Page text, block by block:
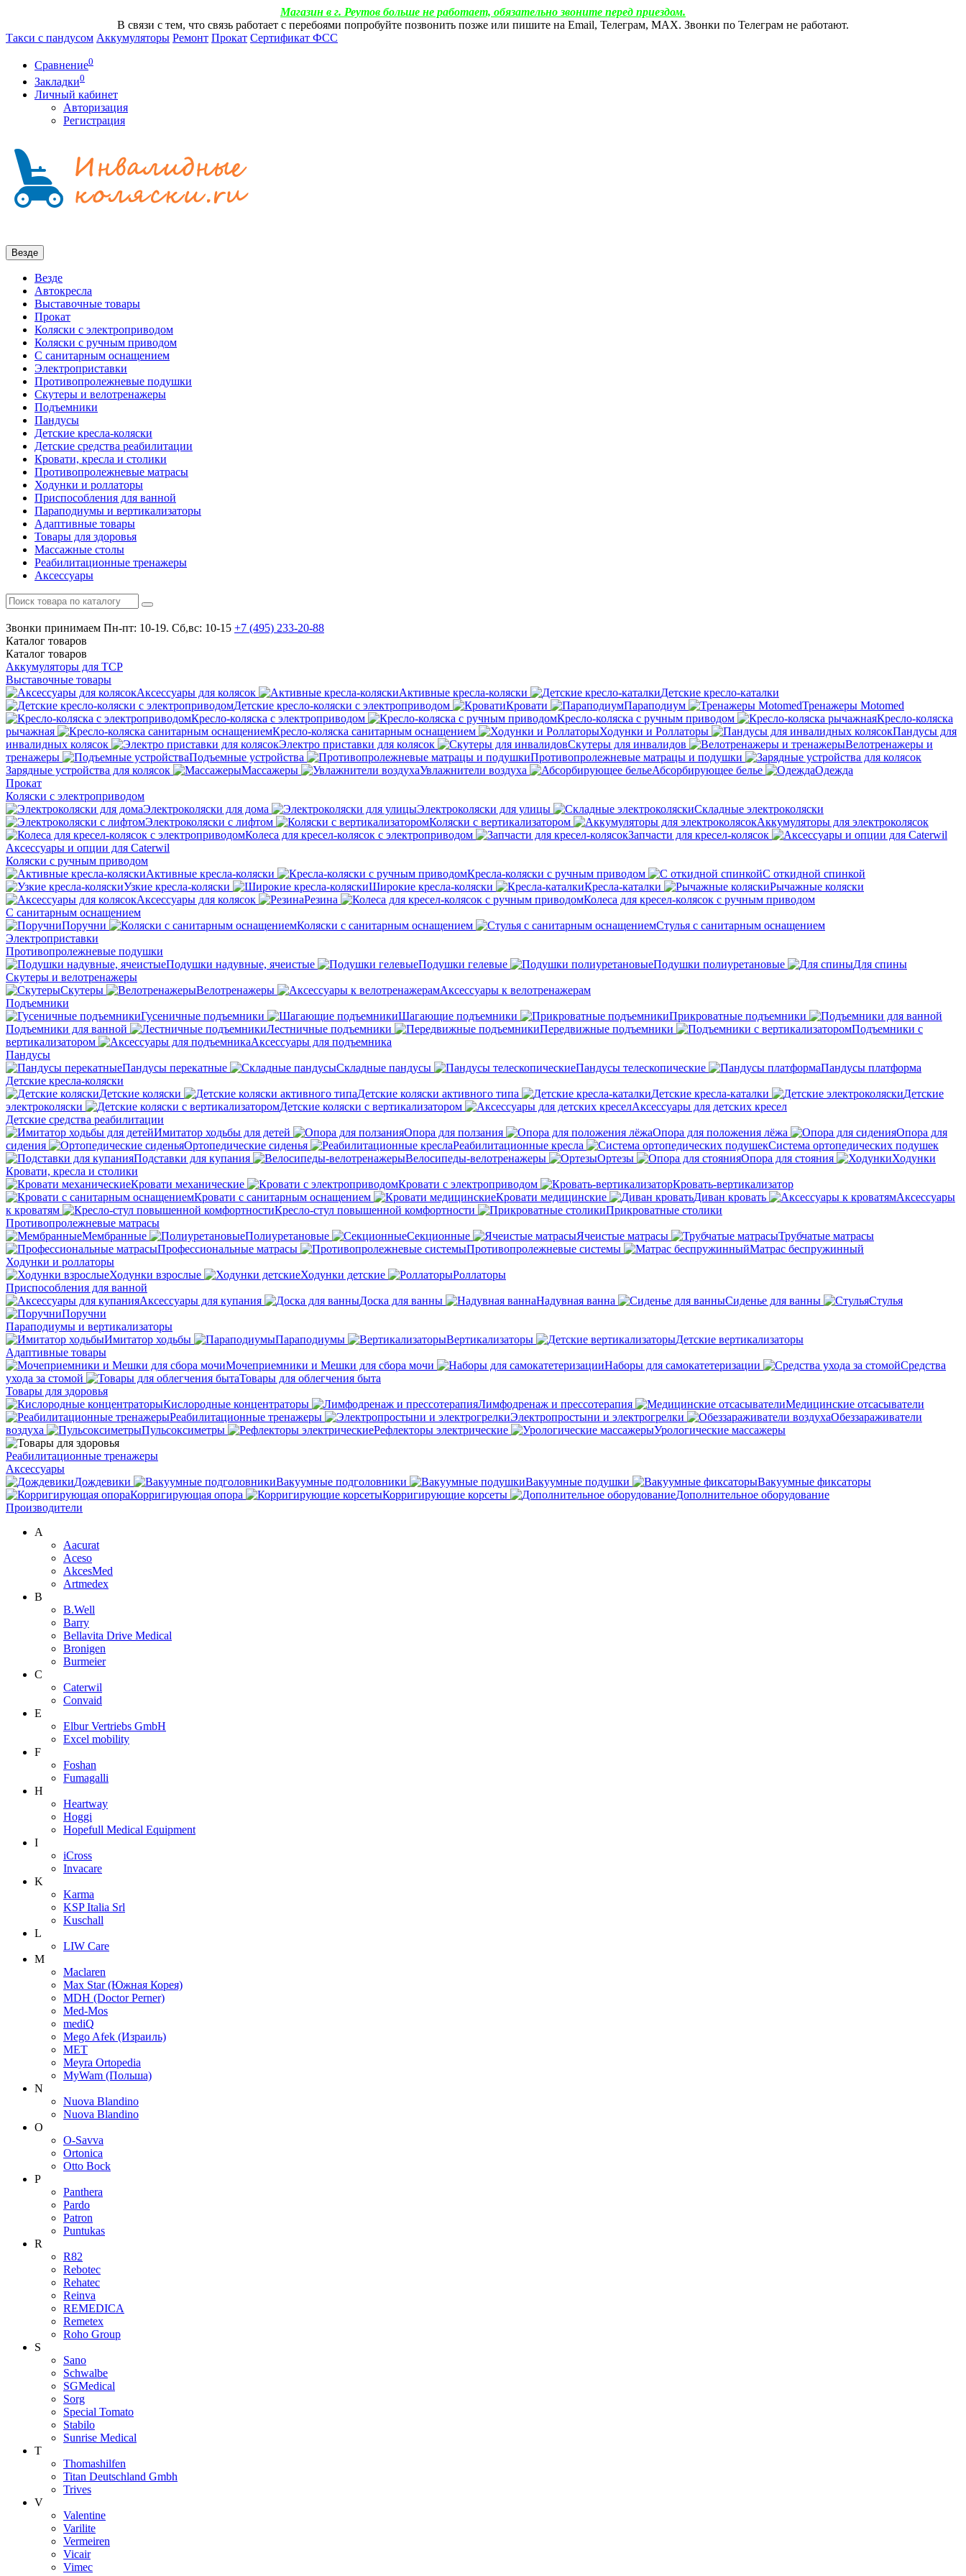
Магазин в г. Реутов больше не работает, обязательно звоните перед приездом.
В связи с тем, что связь работает с перебоями попробуйте позвонить позже или пишите на Email, Телеграм, МАХ. Звонки по Телеграм не работают.
Такси с пандусом Аккумуляторы Ремонт Прокат Сертификат ФСС
Сравнение0
Закладки0
Личный кабинет
Авторизация
Регистрация
Везде
Везде
Автокресла
Выставочные товары
Прокат
Коляски с электроприводом
Коляски с ручным приводом
С санитарным оснащением
Электроприставки
Противопролежневые подушки
Скутеры и велотренажеры
Подъемники
Пандусы
Детские кресла-коляски
Детские средства реабилитации
Кровати, кресла и столики
Противопролежневые матрасы
Ходунки и роллаторы
Приспособления для ванной
Параподиумы и вертикализаторы
Адаптивные товары
Товары для здоровья
Массажные столы
Реабилитационные тренажеры
Аксессуары
Звонки принимаем Пн-пт: 10-19. Сб,вс: 10-15 +7 (495) 233-20-88
Каталог товаров
Каталог товаров
Аккумуляторы для ТСР
Выставочные товары
Аксессуары для колясок
Активные кресла-коляски
Детские кресло-каталки
Детские кресло-коляски с электроприводом
Кровати Параподиум
Тренажеры Motomed
Кресло-коляска с электроприводом
Кресло-коляска с ручным приводом
Кресло-коляска
рычажная
Кресло-коляска санитарным оснащением Ходунки и Роллаторы
Пандусы для
инвалидных колясок
Электро приставки для колясок Скутеры для инвалидов
Велотренажеры и
тренажеры
Подъемные устройства
Противопролежневые матрацы и подушки
Зарядные устройства для колясок
Массажеры Увлажнители воздуха Абсорбирующее белье
Одежда
Прокат
Коляски с электроприводом
Электроколяски для дома
Электроколяски для улицы
Складные электроколяски
Электроколяски с лифтом
Коляски с вертикализатором
Аккумуляторы для электроколясок
Колеса для кресел-колясок с электроприводом
Запчасти для кресел-колясок
Аксессуары и опции для Caterwil
Коляски с ручным приводом
Активные кресла-коляски
Кресла-коляски с ручным приводом
С откидной спинкой
Узкие кресла-коляски
Широкие кресла-коляски Кресла-каталки
Рычажные коляски
Аксессуары для колясок
Резина
Колеса для кресел-колясок с ручным приводом
С санитарным оснащением
Поручни
Коляски с санитарным оснащением
Стулья с санитарным оснащением
Электроприставки
Противопролежневые подушки
Подушки надувные, ячеистые
Подушки гелевые Подушки полиуретановые
Для спины
Скутеры и велотренажеры
Скутеры
Велотренажеры
Аксессуары к велотренажерам
Подъемники
Гусеничные подъемники
Шагающие подъемники
Прикроватные подъемники
Подъемники для ванной
Лестничные подъемники Передвижные подъемники
Подъемники с
вертикализатором
Аксессуары для подъемника
Пандусы
Пандусы перекатные
Складные пандусы Пандусы телескопические
Пандусы платформа
Детские кресла-коляски
Детские коляски
Детские коляски активного типа Детские кресла-каталки
Детские
электроколяски
Детские коляски с вертикализатором
Аксессуары для детских кресел
Детские средства реабилитации
Имитатор ходьбы для детей
Опора для ползания Опора для положения лёжа
Опора для
сидения
Ортопедические сиденья Реабилитационные кресла
Система ортопедических подушек
Подставки для купания
Велосипеды-велотренажеры Ортезы Опора для стояния
Ходунки
Кровати, кресла и столики
Кровати механические
Кровати с электроприводом
Кровать-вертикализатор
Кровати с санитарным оснащением
Кровати медицинские Диван кровать
Аксессуары
к кроватям
Кресло-стул повышенной комфортности
Прикроватные столики
Противопролежневые матрасы
Мембранные
Полиуретановые Секционные Ячеистые матрасы
Трубчатые матрасы
Профессиональные матрасы
Противопролежневые системы
Матрас беспружинный
Ходунки и роллаторы
Ходунки взрослые
Ходунки детские
Роллаторы
Приспособления для ванной
Аксессуары для купания
Доска для ванны Надувная ванна Сиденье для ванны
Стулья
Поручни
Параподиумы и вертикализаторы
Имитатор ходьбы
Параподиумы Вертикализаторы
Детские вертикализаторы
Адаптивные товары
Мочеприемники и Мешки для сбора мочи
Наборы для самокатетеризации
Средства
ухода за стомой
Товары для облегчения быта
Товары для здоровья
Кислородные концентраторы
Лимфодренаж и прессотерапия
Медицинские отсасыватели
Реабилитационные тренажеры
Электропростыни и электрогрелки
Обеззараживатели
воздуха
Пульсоксиметры Рефлекторы электрические Урологические массажеры
Реабилитационные тренажеры
Аксессуары
Дождевики
Вакуумные подголовники Вакуумные подушки
Вакуумные фиксаторы
Корригирующая опора
Корригирующие корсеты
Дополнительное оборудование
Производители
A
Aacurat
Aceso
AkcesMed
Artmedex
B
B.Well
Barry
Bellavita Drive Medical
Bronigen
Burmeier
C
Caterwil
Convaid
E
Elbur Vertriebs GmbH
Excel mobility
F
Foshan
Fumagalli
H
Heartway
Hoggi
Hopefull Medical Equipment
I
iCross
Invacare
K
Karma
KSP Italia Srl
Kuschall
L
LIW Care
M
Maclaren
Max Star (Южная Корея)
MDH (Doctor Perner)
Med-Mos
mediQ
Mego Afek (Израиль)
MET
Meyra Ortopedia
MyWam (Польша)
N
Nuova Blandino
Nuova Blandino
O
O-Savva
Ortonica
Otto Bock
P
Panthera
Pardo
Patron
Puntukas
R
R82
Rebotec
Rehatec
Reinva
REMEDICA
Remetex
Roho Group
S
Sano
Schwalbe
SGMedical
Sorg
Special Tomato
Stabilo
Sunrise Medical
T
Thomashilfen
Titan Deutschland Gmbh
Trives
V
Valentine
Varilite
Vermeiren
Vicair
Vimec